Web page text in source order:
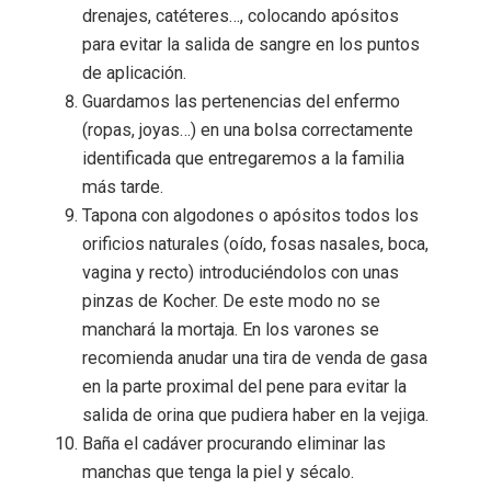
drenajes, catéteres…, colocando apósitos
para evitar la salida de sangre en los puntos
de aplicación.
Guardamos las pertenencias del enfermo
(ropas, joyas…) en una bolsa correctamente
identificada que entregaremos a la familia
más tarde.
Tapona con algodones o apósitos todos los
orificios naturales (oído, fosas nasales, boca,
vagina y recto) introduciéndolos con unas
pinzas de Kocher. De este modo no se
manchará la mortaja. En los varones se
recomienda anudar una tira de venda de gasa
en la parte proximal del pene para evitar la
salida de orina que pudiera haber en la vejiga.
Baña el cadáver procurando eliminar las
manchas que tenga la piel y sécalo.